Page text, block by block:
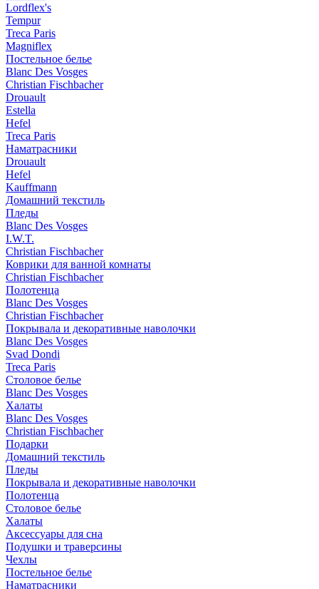
Lordflex's
Tempur
Treca Paris
Magniflex
Постельное белье
Blanc Des Vosges
Christian Fischbacher
Drouault
Estella
Hefel
Treca Paris
Наматрасники
Drouault
Hefel
Kauffmann
Домашний текстиль
Пледы
Blanc Des Vosges
I.W.T.
Christian Fischbacher
Коврики для ванной комнаты
Christian Fischbacher
Полотенца
Blanc Des Vosges
Christian Fischbacher
Покрывала и декоративные наволочки
Blanc Des Vosges
Svad Dondi
Treca Paris
Столовое белье
Blanc Des Vosges
Халаты
Blanc Des Vosges
Christian Fischbacher
Подарки
Домашний текстиль
Пледы
Покрывала и декоративные наволочки
Полотенца
Столовое белье
Халаты
Аксессуары для сна
Подушки и траверсины
Чехлы
Постельное белье
Наматрасники